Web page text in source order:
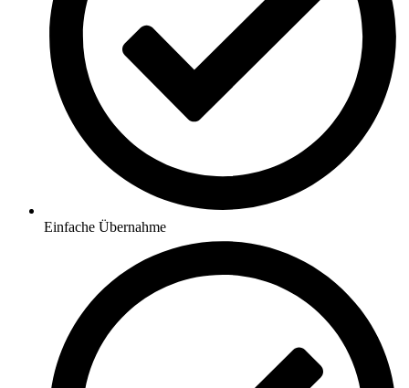
Einfache Übernahme